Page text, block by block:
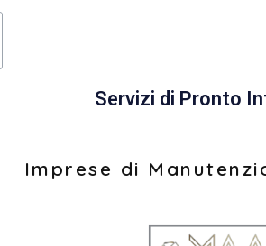
Servizi di Pronto
Imprese di